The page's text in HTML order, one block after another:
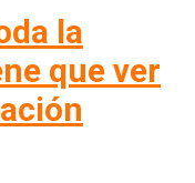
la
que ver